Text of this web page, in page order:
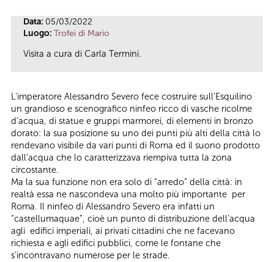
Data: 05/03/2022
Luogo: Trofei di Mario
Visita a cura di Carla Termini.
L’imperatore Alessandro Severo fece costruire sull’Esquilino
un grandioso e scenografico ninfeo ricco di vasche ricolme
d’acqua, di statue e gruppi marmorei, di elementi in bronzo
dorato: la sua posizione su uno dei punti più alti della città lo
rendevano visibile da vari punti di Roma ed il suono prodotto
dall’acqua che lo caratterizzava riempiva tutta la zona
circostante.
Ma la sua funzione non era solo di “arredo” della città: in
realtà essa ne nascondeva una molto più importante per
Roma. Il ninfeo di Alessandro Severo era infatti un
“castellumaquae”, cioè un punto di distribuzione dell’acqua
agli edifici imperiali, ai privati cittadini che ne facevano
richiesta e agli edifici pubblici, come le fontane che
s’incontravano numerose per le strade.